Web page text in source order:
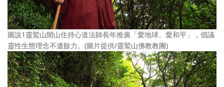
圖說1靈鷲山開山住持心道法師長年推廣「愛地球、愛和平」，倡議
靈性生態理念不遺餘力。(圖片提供/靈鷲山佛教教團)